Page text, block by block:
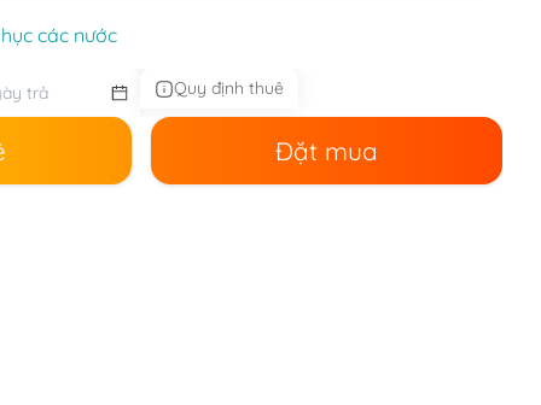
các nước
Quy định thuê
Đặt mua